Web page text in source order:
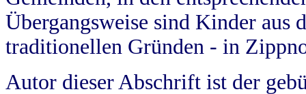
Übergangsweise sind Kinder aus
traditionellen Gründen - in
Autor dieser Abschrift ist der